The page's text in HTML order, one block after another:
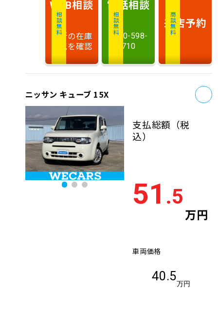
相談無料
WEB相談
最新の在庫
状況を確認
相談無料
電話相談
0120-598-
710
商談無料
来店予約
ニッサン キューブ 15X
支払総額 （税
込）
51 .5
万円
車両価格
40.5
万円